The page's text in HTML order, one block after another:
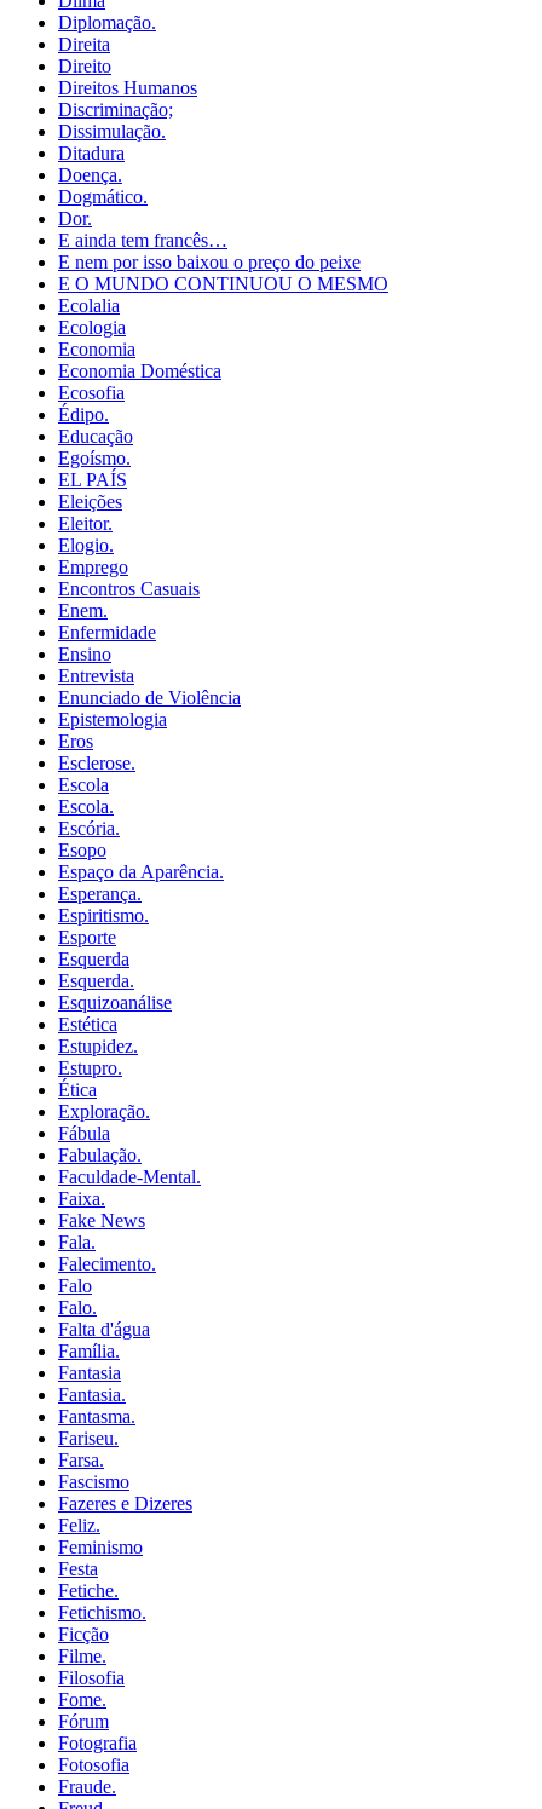
Diplomação.
Direita
Direito
Direitos Humanos
Discriminação;
Dissimulação.
Ditadura
Doença.
Dogmático.
Dor.
E ainda tem francês…
E nem por isso baixou o preço do peixe
E O MUNDO CONTINUOU O MESMO
Ecolalia
Ecologia
Economia
Economia Doméstica
Ecosofia
Édipo.
Educação
Egoísmo.
EL PAÍS
Eleições
Eleitor.
Elogio.
Emprego
Encontros Casuais
Enem.
Enfermidade
Ensino
Entrevista
Enunciado de Violência
Epistemologia
Eros
Esclerose.
Escola
Escola.
Escória.
Esopo
Espaço da Aparência.
Esperança.
Espiritismo.
Esporte
Esquerda
Esquerda.
Esquizoanálise
Estética
Estupidez.
Estupro.
Ética
Exploração.
Fábula
Fabulação.
Faculdade-Mental.
Faixa.
Fake News
Fala.
Falecimento.
Falo
Falo.
Falta d'água
Família.
Fantasia
Fantasia.
Fantasma.
Fariseu.
Farsa.
Fascismo
Fazeres e Dizeres
Feliz.
Feminismo
Festa
Fetiche.
Fetichismo.
Ficção
Filme.
Filosofia
Fome.
Fórum
Fotografia
Fotosofia
Fraude.